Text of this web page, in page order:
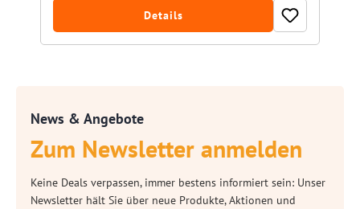
Details
News & Angebote
Zum Newsletter anmelden
Keine Deals verpassen, immer bestens informiert sein: Unser
Newsletter hält Sie über neue Produkte, Aktionen und